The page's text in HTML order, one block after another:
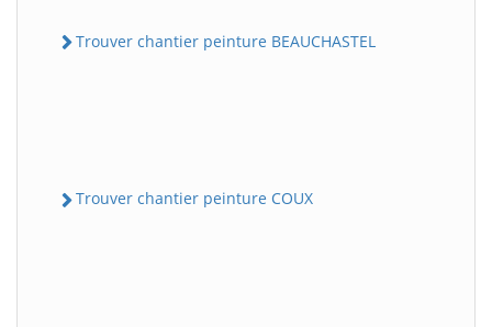
Trouver chantier peinture BEAUCHASTEL
Trouver chantier peinture COUX